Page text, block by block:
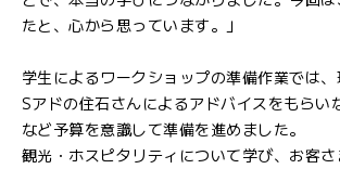
たと、心から思っています。」
学生によるワークショップの準備作業では
Sアドの住石さんによるアドバイスをもらい
など予算を意識して準備を進めました。
観光・ホスピタリティについて学び、お客さ